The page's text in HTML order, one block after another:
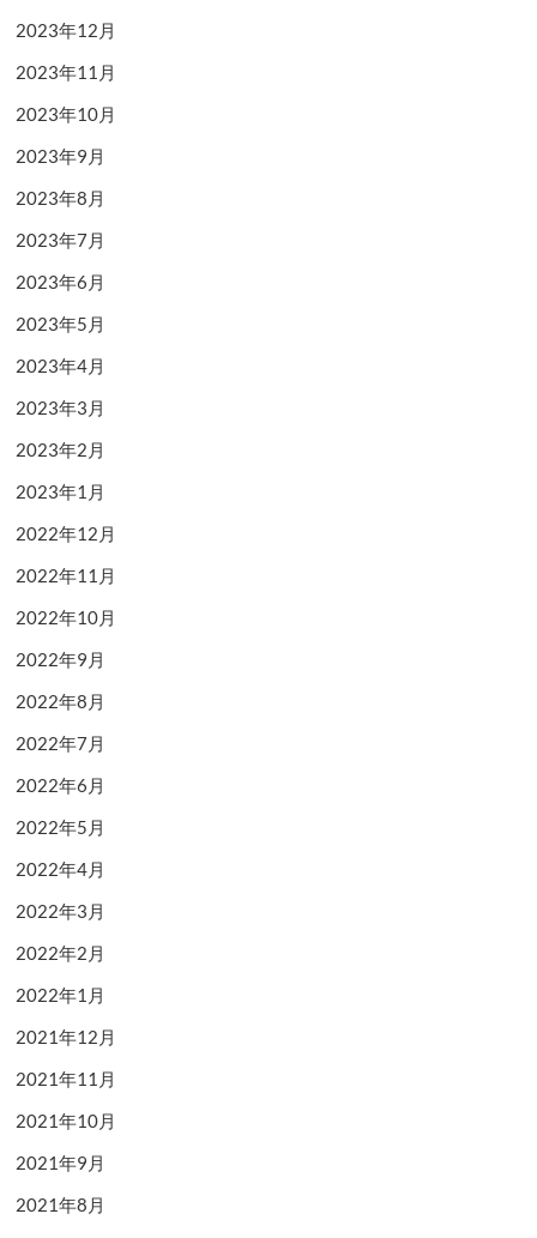
2023年12月
2023年11月
2023年10月
2023年9月
2023年8月
2023年7月
2023年6月
2023年5月
2023年4月
2023年3月
2023年2月
2023年1月
2022年12月
2022年11月
2022年10月
2022年9月
2022年8月
2022年7月
2022年6月
2022年5月
2022年4月
2022年3月
2022年2月
2022年1月
2021年12月
2021年11月
2021年10月
2021年9月
2021年8月